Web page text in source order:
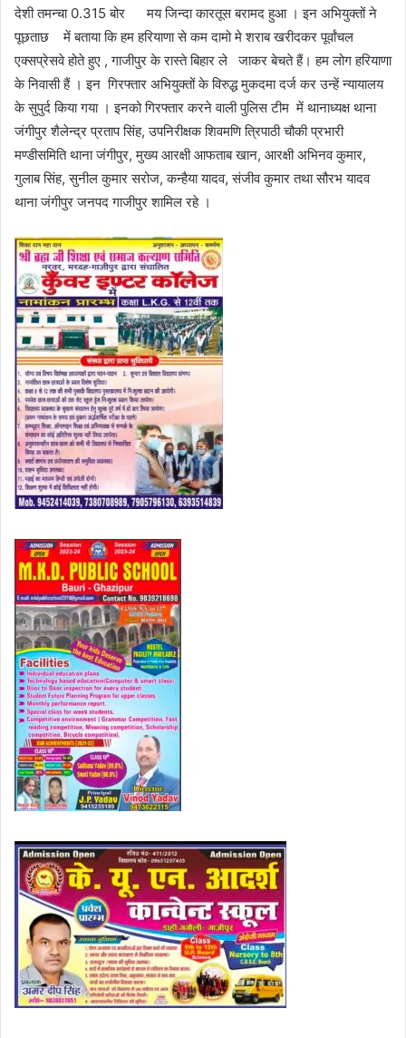
देशी तमन्चा 0.315 बोर मय जिन्दा कारतूस बरामद हुआ । इन अभियुक्तों ने
पूछताछ में बताया कि हम हरियाणा से कम दामो मे शराब खरीदकर पूर्वांचल
एक्सप्रेसवे होते हुए , गाजीपुर के रास्ते बिहार ले जाकर बेचते हैं। हम लोग हरियाणा
के निवासी हैं । इन गिरफ्तार अभियुक्तों के विरुद्ध मुकदमा दर्ज कर उन्हें न्यायालय
के सुपुर्द किया गया । इनको गिरफ्तार करने वाली पुलिस टीम में थानाध्यक्ष थाना
जंगीपुर शैलेन्द्र प्रताप सिंह, उपनिरीक्षक शिवमणि त्रिपाठी चौकी प्रभारी
मण्डीसमिति थाना जंगीपुर, मुख्य आरक्षी आफताब खान, आरक्षी अभिनव कुमार,
गुलाब सिंह, सुनील कुमार सरोज, कन्हैया यादव, संजीव कुमार तथा सौरभ यादव
थाना जंगीपुर जनपद गाजीपुर शामिल रहे ।